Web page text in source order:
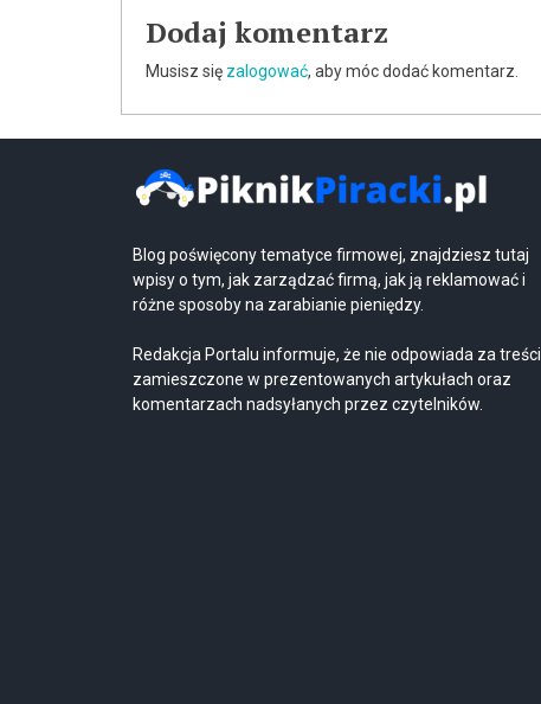
Dodaj komentarz
Musisz się zalogować, aby móc dodać komentarz.
Blog poświęcony tematyce firmowej, znajdziesz tutaj
wpisy o tym, jak zarządzać firmą, jak ją reklamować i
różne sposoby na zarabianie pieniędzy.
Redakcja Portalu informuje, że nie odpowiada za treści
zamieszczone w prezentowanych artykułach oraz
komentarzach nadsyłanych przez czytelników.